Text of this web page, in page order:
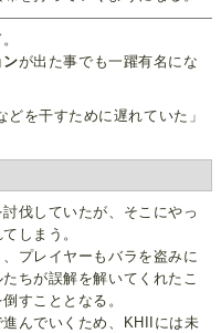
ンが出た事でも一躍有名にな
を干すために遅れていた」
伐していたが、そこにやっ
しまう。
プレイヤーもバラを盗みに
ちが誤解を解いてくれたこ
すこととなる。
んでいくため、KHIIには未